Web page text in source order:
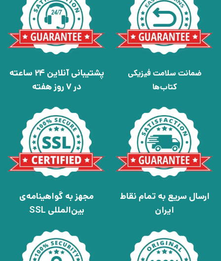
ضمانت سلامت فیزیکی
کتاب‌ها
پشتیبانی آنلاین 24 ساعته
در 7 روز هفته
ارسال سریع به تمام نقاط
ایران
مجهز به گواهینامه‌ی
بین‌المللی SSL